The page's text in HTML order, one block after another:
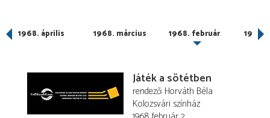
1968. április 1968. március 1968. február 1968.
Játék a sötétben
rendező Horváth Béla
Kolozsvári színház